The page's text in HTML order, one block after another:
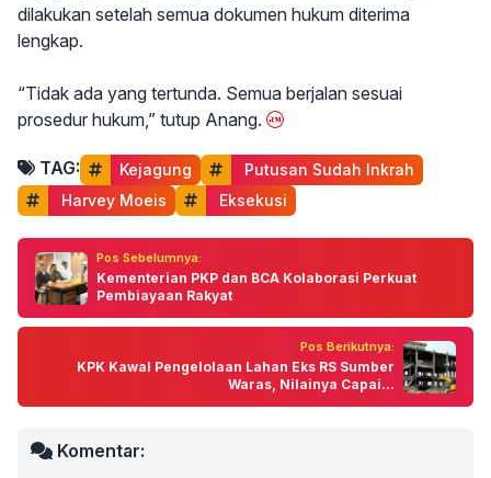
dilakukan setelah semua dokumen hukum diterima
lengkap.
“Tidak ada yang tertunda. Semua berjalan sesuai
prosedur hukum,” tutup Anang.
TAG: Kejagung
Putusan Sudah Inkrah
Harvey Moeis
Eksekusi
Pos Sebelumnya:
Kementerian PKP dan BCA Kolaborasi Perkuat
Pembiayaan Rakyat
Pos Berikutnya:
KPK Kawal Pengelolaan Lahan Eks RS Sumber
Waras, Nilainya Capai...
Komentar: